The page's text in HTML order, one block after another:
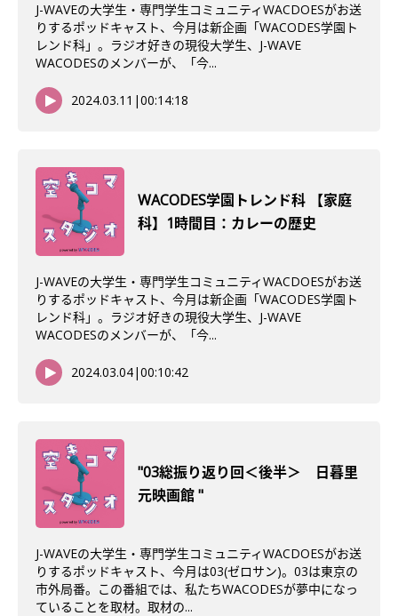
J-WAVEの大学生・専門学生コミュニティWACDOESがお送
りするポッドキャスト、今月は新企画「WACODES学園ト
レンド科」。ラジオ好きの現役大学生、J-WAVE
WACODESのメンバーが、「今...
2024.03.11 |00:14:18
WACODES学園トレンド科 【家庭
科】1時間目：カレーの歴史
J-WAVEの大学生・専門学生コミュニティWACDOESがお送
りするポッドキャスト、今月は新企画「WACODES学園ト
レンド科」。ラジオ好きの現役大学生、J-WAVE
WACODESのメンバーが、「今...
2024.03.04|00:10:42
"03総振り返り回＜後半＞ 日暮里
元映画館 "
J-WAVEの大学生・専門学生コミュニティWACDOESがお送
りするポッドキャスト、今月は03(ゼロサン)。03は東京の
市外局番。この番組では、私たちWACODESが夢中になっ
ていることを取材。取材の...